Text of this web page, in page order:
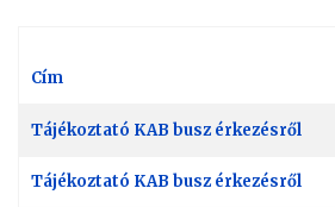
Cikkek
Cím
Tájékoztató KAB busz érkezésről
Tájékoztató KAB busz érkezésről